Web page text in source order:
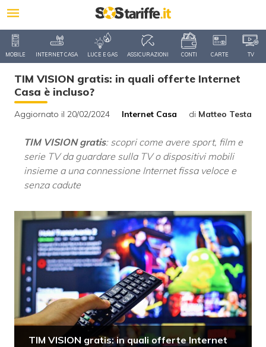
MOBILE INTERNET CASA LUCE E GAS ASSICURAZIONI CONTI CARTE TV
TIM VISION gratis: in quali offerte Internet
Casa è incluso?
Aggiornato il 20/02/2024 Internet Casa di Matteo Testa
TIM VISION gratis: scopri come avere sport, film e
serie TV da guardare sulla TV o dispositivi mobili
insieme a una connessione Internet fissa veloce e
senza cadute
TIM VISION gratis: in quali offerte Internet